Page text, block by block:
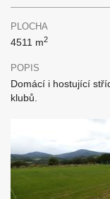
PLOCHA
4511 m2
POPIS
Domácí i hostující
klubů.